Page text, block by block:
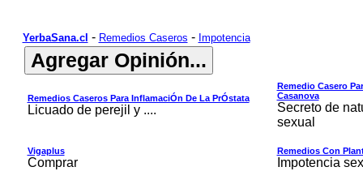
YerbaSana.cl - Remedios Caseros - Impotencia
Remedios Caseros Para InflamaciÓn De La PrÓstata
Licuado de perejil y ....
Remedio Casero
Casanova
Secreto de
sexual
Vigaplus
Comprar
Remedios Con
Impotencia